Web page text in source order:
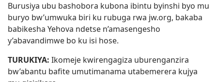
Burusiya ubu bashobora kubona ibintu byinshi byo mu
buryo bw’umwuka biri ku rubuga rwa jw.org, bakaba
babikesha Yehova ndetse n’amasengesho
y’abavandimwe bo ku isi hose.
TURUKIYA: Ikomeje kwirengagiza uburenganzira
bw’abantu bafite umutimanama utabemerera kujya